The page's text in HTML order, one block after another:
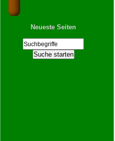
Neueste Seiten